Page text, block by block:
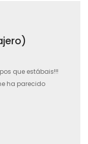
que estábais!!!
ha parecido